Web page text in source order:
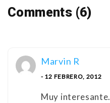
Comments (6)
Marvin R
- 12 FEBRERO, 2012
Muy interesante.